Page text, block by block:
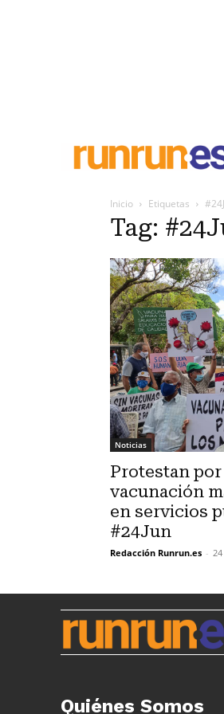
Inicio Etiquetas
Tag:
Noticias
Protestan
vacunación
en servicios
#24Jun
Redacción Runrun.es -
Quiénes Somos